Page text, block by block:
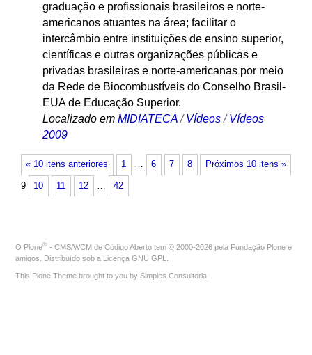
graduação e profissionais brasileiros e norte-
americanos atuantes na área; facilitar o
intercâmbio entre instituições de ensino superior,
científicas e outras organizações públicas e
privadas brasileiras e norte-americanas por meio
da Rede de Biocombustíveis do Conselho Brasil-
EUA de Educação Superior.
Localizado em MIDIATECA /Vídeos /Vídeos
2009
« 10 itens anteriores Próximos 10 itens »
1 … 6 7 8
9 10 11 12 … 42
O Plone® - CMS/WCM de Código Aberto tem © 2000-2026 pela Fundação Plone e
amigos. Distribuído sob a Licença GNU GPL
This Plone Theme brought to you by Simples Consultoria